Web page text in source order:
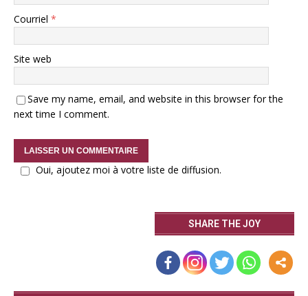
Courriel *
Site web
Save my name, email, and website in this browser for the
next time I comment.
Oui, ajoutez moi à votre liste de diffusion.
SHARE THE JOY